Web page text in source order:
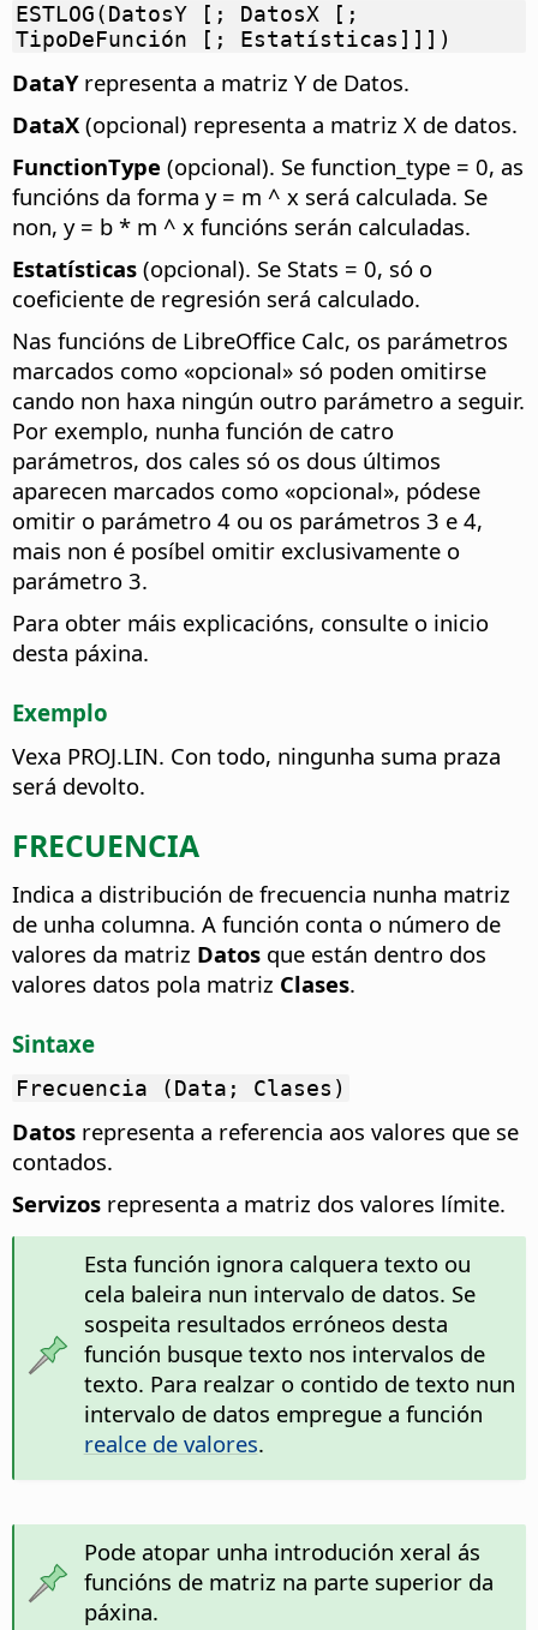
ESTLOG(DatosY [; DatosX [;
TipoDeFunción [; Estatísticas]]])
DataY representa a matriz Y de Datos.
DataX (opcional) representa a matriz X de datos.
FunctionType (opcional). Se function_type = 0, as
funcións da forma y = m ^ x será calculada. Se
non, y = b * m ^ x funcións serán calculadas.
Estatísticas (opcional). Se Stats = 0, só o
coeficiente de regresión será calculado.
Nas funcións de LibreOffice Calc, os parámetros
marcados como «opcional» só poden omitirse
cando non haxa ningún outro parámetro a seguir.
Por exemplo, nunha función de catro
parámetros, dos cales só os dous últimos
aparecen marcados como «opcional», pódese
omitir o parámetro 4 ou os parámetros 3 e 4,
mais non é posíbel omitir exclusivamente o
parámetro 3.
Para obter máis explicacións, consulte o inicio
desta páxina.
Exemplo
Vexa PROJ.LIN. Con todo, ningunha suma praza
será devolto.
FRECUENCIA
Indica a distribución de frecuencia nunha matriz
de unha columna. A función conta o número de
valores da matriz Datos que están dentro dos
valores datos pola matriz Clases.
Sintaxe
Frecuencia (Data; Clases)
Datos representa a referencia aos valores que se
contados.
Servizos representa a matriz dos valores límite.
Esta función ignora calquera texto ou
cela baleira nun intervalo de datos. Se
sospeita resultados erróneos desta
función busque texto nos intervalos de
texto. Para realzar o contido de texto nun
intervalo de datos empregue a función
realce de valores.
Pode atopar unha introdución xeral ás
funcións de matriz na parte superior da
páxina.